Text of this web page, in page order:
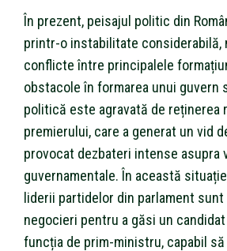
În prezent, peisajul politic din
printr-o instabilitate considerabilă,
conflicte între principalele
obstacole în formarea unui guvern
politică este agravată de reținerea
premierului, care a generat un vid
provocat dezbateri intense asupra
guvernamentale. În această
liderii partidelor din parlament
negocieri pentru a găsi un
funcția de prim-ministru, capabil